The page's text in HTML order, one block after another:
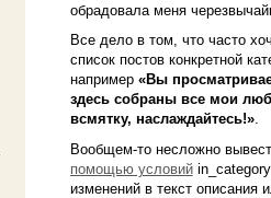
обрадовала меня
Все дело в том, что часто
список постов конкретной
например «Вы
здесь собраны все мои
всмятку, наслаждайтесь!».
Вообщем-то несложно
помощью условий
изменений в текст описания